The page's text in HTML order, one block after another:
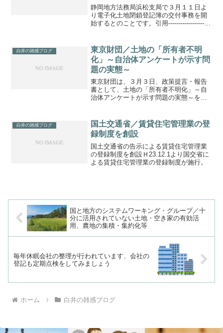
静岡地方法務局浜松支局で３月１１日よ
り電子化土地閉鎖登記簿の交付事務を開
始するとのことです。引用---------------------
白井の雑感ブログ
東京財団／土地の「所有者不明
化」～自治体アンケートが示す問
題の実態～
東京財団は、３月３日、政策提言・報告
書として、土地の「所有者不明化」～自
治体アンケートが示す問題の実態～を公
明」の土地が、震災復興や空き家対策な
どを進める上で支障となる...
白井の雑感ブログ
国土交通省／賃貸住宅管理業の登
録制度を創設
国土交通省の告示による賃貸住宅管理業
の登録制度を創設Ｈ23.12.1より国交省に
よる賃貸住宅管理業の登録制度が施行。
国と地方のシステムワーキング・グループ／十
分に活用されていない土地・空き家の有効活
用、農地の集積・集約化等
毎年休眠会社の整理が行われています、会社の
登記も定期点検をしてみましょう
ホーム 白井の雑感ブログ